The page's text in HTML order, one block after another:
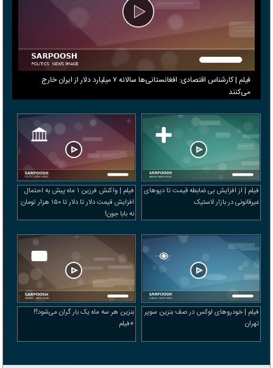
فیلم | کارشناس اقتصادی: افغانستانی‌ها سالانه ۷ میلیارد دلار از ایران خارج
می‌کنند
فیلم | از افزایش بی ضابطه قیمت تا دپوهای
غیرقانونی در بازار لاستیک
فیلم | واکنش فرزین ۱ ماه پیش به احتمال
افزایش قیمت دلار تا دلار تا ۱۵۰ هزار تومان:
نه بابا جون!
فیلم | خودرو‌های لوکس در صف بنزین سوپر
تهران
بنزین هر سه ماه یک بار گران می‌شود؟!
+فیلم